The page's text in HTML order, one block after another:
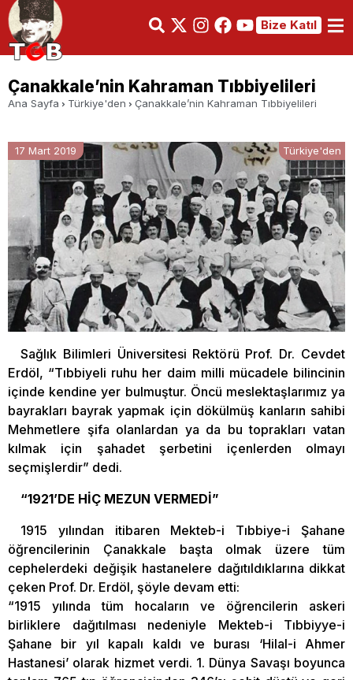
Bize Katıl
Çanakkale’nin Kahraman Tıbbiyelileri
Ana Sayfa Türkiye'den Çanakkale’nin Kahraman Tıbbiyelileri
17 Mart 2019 Türkiye'den
Sağlık Bilimleri Üniversitesi Rektörü Prof. Dr. Cevdet
Erdöl, “Tıbbiyeli ruhu her daim milli mücadele bilincinin
içinde kendine yer bulmuştur. Öncü meslektaşlarımız ya
bayrakları bayrak yapmak için dökülmüş kanların sahibi
Mehmetlere şifa olanlardan ya da bu toprakları vatan
kılmak için şahadet şerbetini içenlerden olmayı
seçmişlerdir” dedi.
“1921’DE HİÇ MEZUN VERMEDİ”
1915 yılından itibaren Mekteb-i Tıbbiye-i Şahane
öğrencilerinin Çanakkale başta olmak üzere tüm
cephelerdeki değişik hastanelere dağıtıldıklarına dikkat
çeken Prof. Dr. Erdöl, şöyle devam etti:
“1915 yılında tüm hocaların ve öğrencilerin askeri
birliklere dağıtılması nedeniyle Mekteb-i Tıbbiyye-i
Şahane bir yıl kapalı kaldı ve burası ‘Hilal-i Ahmer
Hastanesi’ olarak hizmet verdi. 1. Dünya Savaşı boyunca